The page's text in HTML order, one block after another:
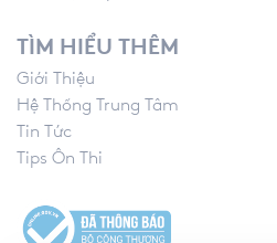
TÌM HIỂU THÊM
Giới Thiệu
Hệ Thống Trung Tâm
Tin Tức
Tips Ôn Thi